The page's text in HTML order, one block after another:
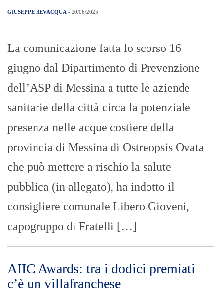
GIUSEPPE BEVACQUA - 20/06/2025
La comunicazione fatta lo scorso 16
giugno dal Dipartimento di Prevenzione
dell’ASP di Messina a tutte le aziende
sanitarie della città circa la potenziale
presenza nelle acque costiere della
provincia di Messina di Ostreopsis Ovata
che può mettere a rischio la salute
pubblica (in allegato), ha indotto il
consigliere comunale Libero Gioveni,
capogruppo di Fratelli […]
AIIC Awards: tra i dodici premiati
c’è un villafranchese